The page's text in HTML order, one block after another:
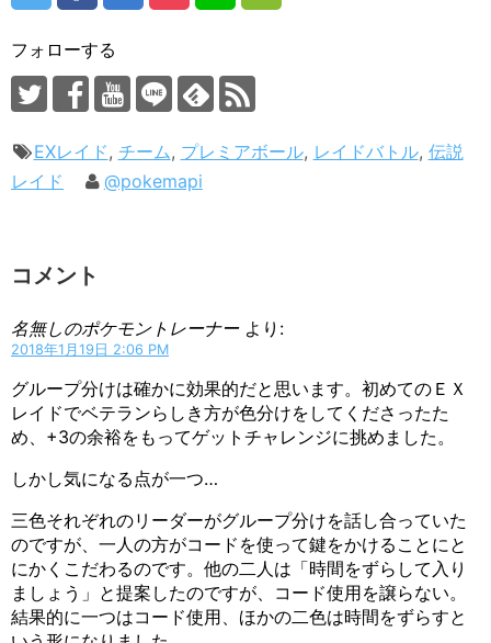
フォローする
EXレイド, チーム, プレミアボール, レイドバトル, 伝説
レイド
@pokemapi
コメント
名無しのポケモントレーナー より:
2018年1月19日 2:06 PM
グループ分けは確かに効果的だと思います。初めてのＥＸ
レイドでベテランらしき方が色分けをしてくださったた
め、+3の余裕をもってゲットチャレンジに挑めました。
しかし気になる点が一つ…
三色それぞれのリーダーがグループ分けを話し合っていた
のですが、一人の方がコードを使って鍵をかけることにと
にかくこだわるのです。他の二人は「時間をずらして入り
ましょう」と提案したのですが、コード使用を譲らない。
結果的に一つはコード使用、ほかの二色は時間をずらすと